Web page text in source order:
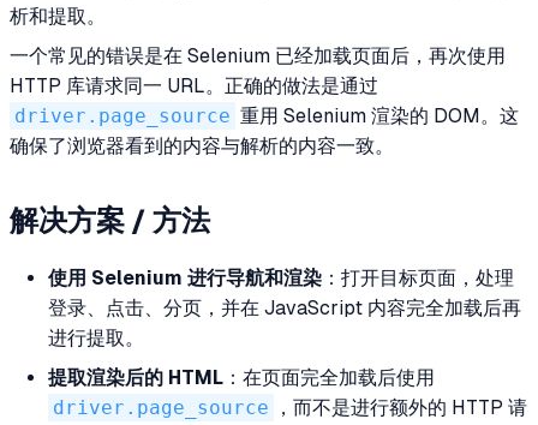
析和提取。
一个常见的错误是在 Selenium 已经加载页面后，再次使用
HTTP 库请求同一 URL。正确的做法是通过
driver.page_source 重用 Selenium 渲染的 DOM。这
确保了浏览器看到的内容与解析的内容一致。
解决方案 / 方法
使用 Selenium 进行导航和渲染 ：打开目标页面，处理
登录、点击、分页，并在 JavaScript 内容完全加载后再
进行提取。
提取渲染后的 HTML ：在页面完全加载后使用
driver.page_source
，而不是进行额外的 HTTP 请